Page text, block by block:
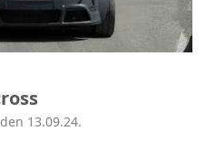
13.09.24.